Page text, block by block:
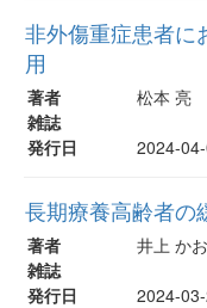
非外傷重症患者に
用
著者
松本 亮
雑誌
発行日
2024-
長期療養高齢者の
著者
井上 か
雑誌
発行日
2024-